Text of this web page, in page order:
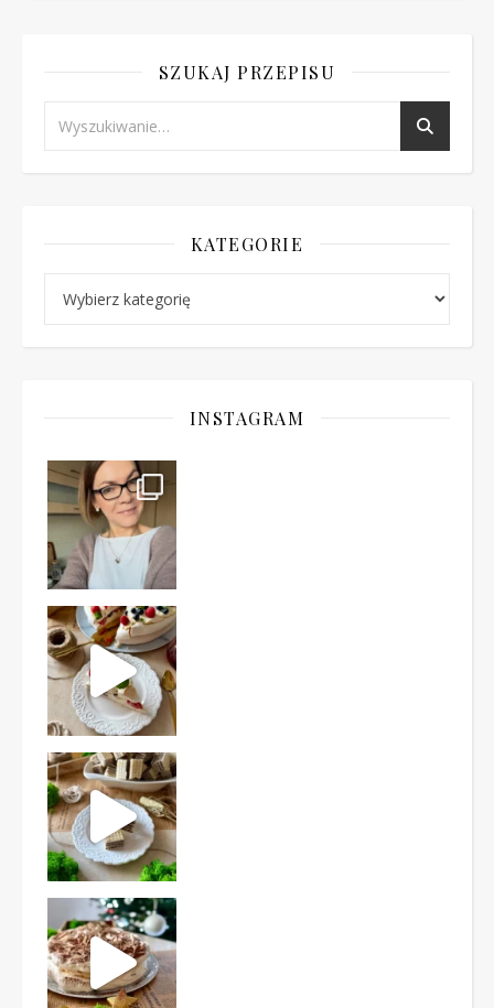
SZUKAJ PRZEPISU
KATEGORIE
INSTAGRAM
Ten deser to prawdziwy HIT PRL-u! Wafle przełożo